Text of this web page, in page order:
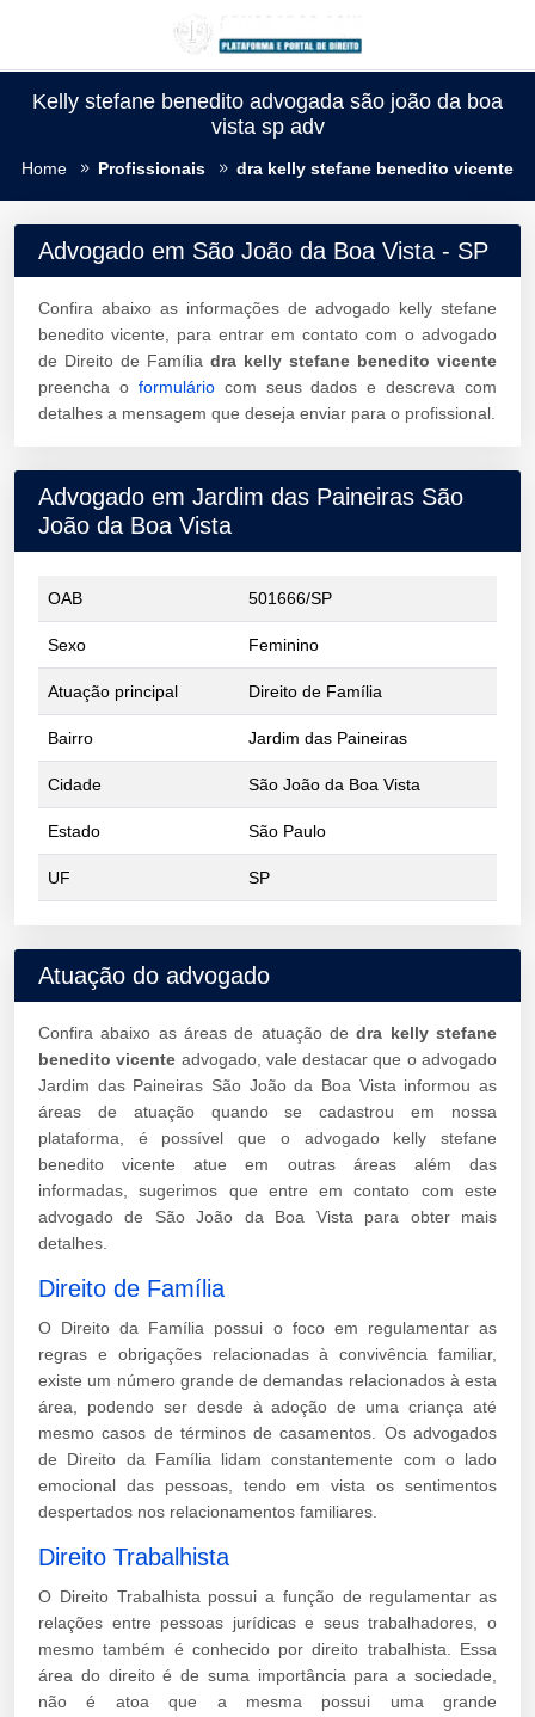
Kelly stefane benedito advogada são joão da boa
vista sp adv
Home Profissionais dra kelly stefane benedito vicente
Advogado em São João da Boa Vista - SP
Confira abaixo as informações de advogado kelly stefane
benedito vicente, para entrar em contato com o advogado
de Direito de Família dra kelly stefane benedito vicente
preencha o formuláriocom seus dados e descreva com
detalhes a mensagem que deseja enviar para o profissional.
Advogado em Jardim das Paineiras São
João da Boa Vista
OAB 501666/SP
Sexo Feminino
Atuação principal Direito de Família
Bairro Jardim das Paineiras
Cidade São João da Boa Vista
Estado São Paulo
UF SP
Atuação do advogado
Confira abaixo as áreas de atuação dedra kelly stefane
benedito vicente advogado, vale destacar que o advogado
Jardim das Paineiras São João da Boa Vista informou as
áreas de atuação quando se cadastrou em nossa
plataforma, é possível que o advogado kelly stefane
benedito vicente atue em outras áreas além das
informadas, sugerimos que entre em contato com este
advogado de São João da Boa Vista para obter mais
detalhes.
Direito de Família
O Direito da Família possui o foco em regulamentar as
regras e obrigações relacionadas à convivência familiar,
existe um número grande de demandas relacionados à esta
área, podendo ser desde à adoção de uma criança até
mesmo casos de términos de casamentos. Os advogados
de Direito da Família lidam constantemente com o lado
emocional das pessoas, tendo em vista os sentimentos
despertados nos relacionamentos familiares.
Direito Trabalhista
O Direito Trabalhista possui a função de regulamentar as
relações entre pessoas jurídicas e seus trabalhadores, o
mesmo também é conhecido por direito trabalhista. Essa
área do direito é de suma importância para a sociedade,
não é atoa que a mesma possui uma grande